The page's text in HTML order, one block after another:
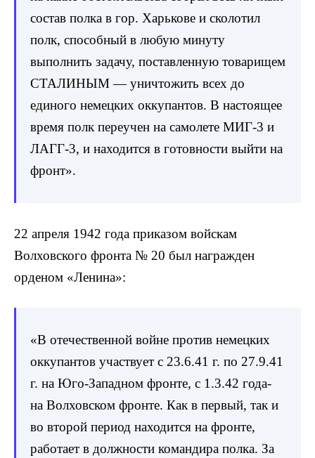
состав полка в гор. Харькове и сколотил
полк, способный в любую минуту
выполнить задачу, поставленную товарищем
СТАЛИНЫМ — уничтожить всех до
единого немецких оккупантов. В настоящее
время полк переучен на самолете МИГ-3 и
ЛАГГ-3, и находится в готовности выйти на
фронт».
22 апреля 1942 года приказом войскам
Волховского фронта № 20 был награжден
орденом «Ленина»:
«В отечественной войне против немецких
оккупантов участвует с 23.6.41 г. по 27.9.41
г. на Юго-Западном фронте, с 1.3.42 года-
на Волховском фронте. Как в первый, так и
во второй период находится на фронте,
работает в должности командира полка. За